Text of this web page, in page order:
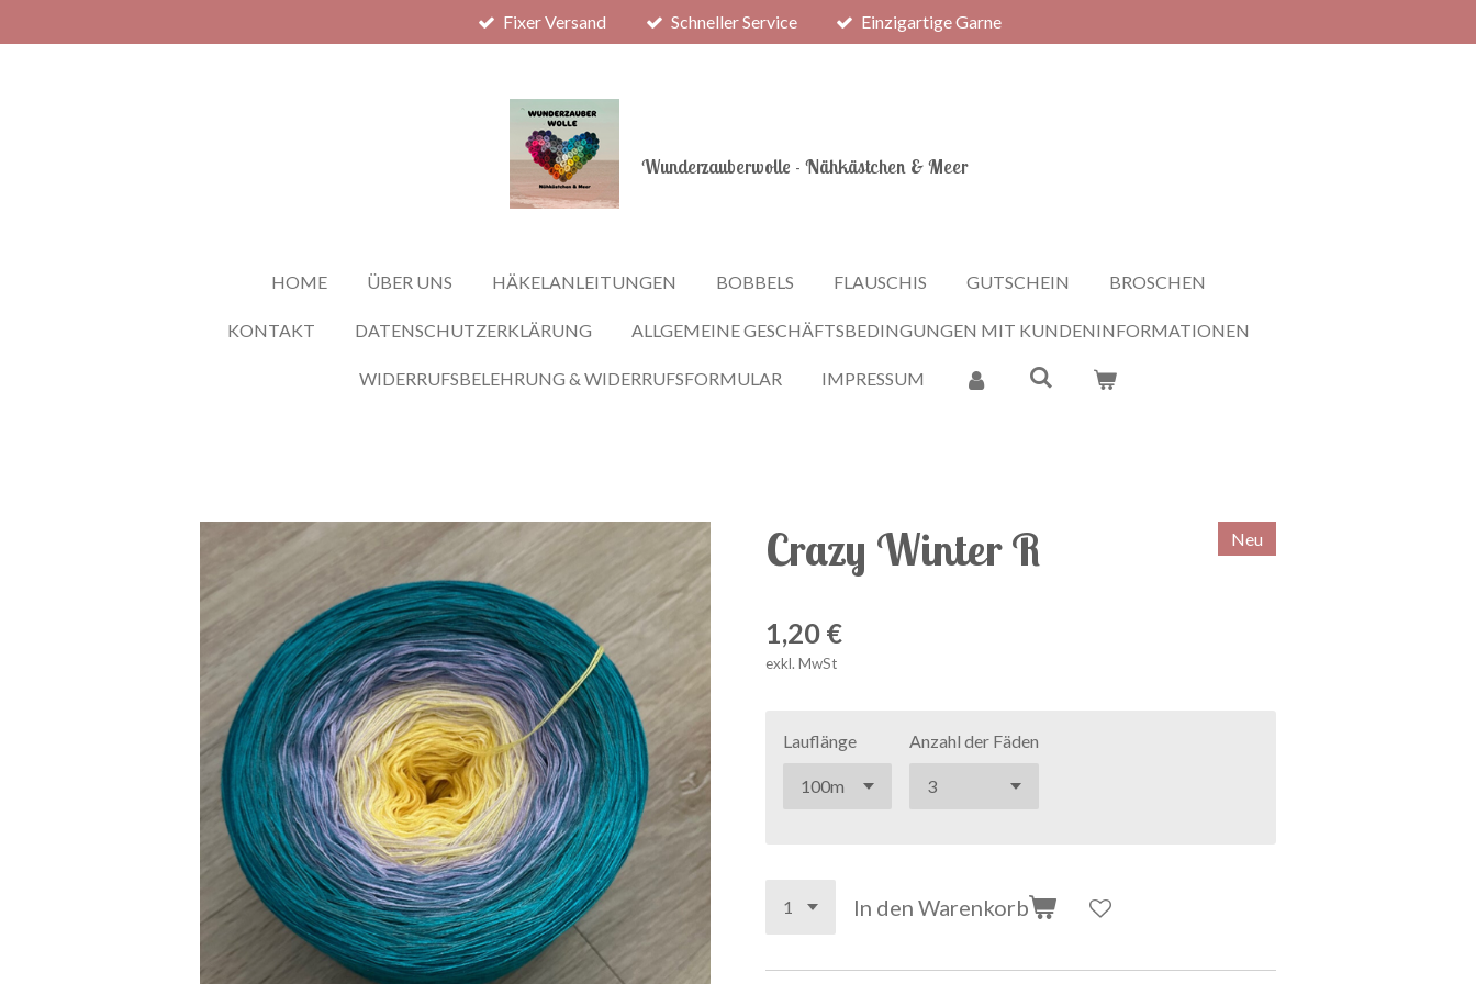
Hauptinhalt
Fixer Versand Schneller Service Einzigartige Garne
Wunderzauberwolle - Nähkästchen & Meer
HOME ÜBER UNS HÄKELANLEITUNGEN BOBBELS FLAUSCHIS GUTSCHEIN BROSCHEN
KONTAKT DATENSCHUTZERKLÄRUNG ALLGEMEINE GESCHÄFTSBEDINGUNGEN MIT KUNDENINFORMATIONEN
WIDERRUFSBELEHRUNG & WIDERRUFSFORMULAR IMPRESSUM
Crazy Winter R Neu
1,20 €
exkl. MwSt
Lauflänge Anzahl der Fäden
In den Warenkorb